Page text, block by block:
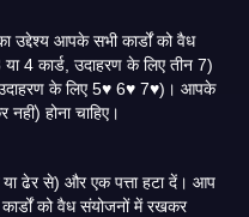
उद्देश्य आपके सभी कार्डों को वैध
4 कार्ड, उदाहरण के लिए तीन 7)
के लिए 5♥ 6♥ 7♥)। आपके
होना चाहिए।
या ढेर से) और एक पत्ता हटा दें। आप
को वैध संयोजनों में रखकर